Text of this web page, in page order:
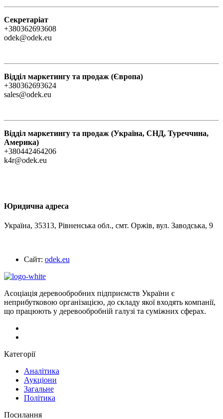
Секретаріат
+380362693608
odek@odek.eu
Відділ маркетингу та продаж (Європа)
+380362693624
sales@odek.eu
Відділ маркетингу та продаж (Україна, СНД, Туреччина,
Америка)
+380442464206
k4r@odek.eu
Юридична адреса
Україна, 35313, Рівненська обл., смт. Оржів, вул. Заводська, 9
Сайт: odek.eu
Асоціація деревообробних підприємств України є
неприбутковою організацією, до складу якої входять компанії,
що працюють у деревообробній галузі та суміжних сферах.
Категорії
Аналітика
Аукціони
Загальне
Політика
Посилання